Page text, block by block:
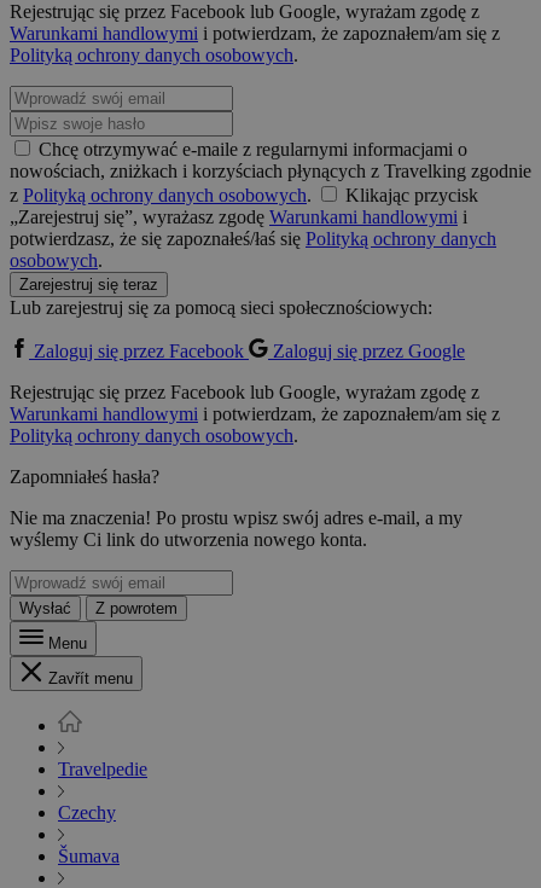
Rejestrując się przez Facebook lub Google, wyrażam zgodę z
Warunkami handlowymi i potwierdzam, że zapoznałem/am się z
Polityką ochrony danych osobowych.
Chcę otrzymywać e-maile z regularnymi informacjami o
nowościach, zniżkach i korzyściach płynących z Travelking zgodnie
z Polityką ochrony danych osobowych.
Klikając przycisk
„Zarejestruj się”, wyrażasz zgodę Warunkami handlowymi i
potwierdzasz, że się zapoznałeś/łaś się Polityką ochrony danych
osobowych.
Zarejestruj się teraz
Lub zarejestruj się za pomocą sieci społecznościowych:
Zaloguj się przez Facebook
Zaloguj się przez Google
Rejestrując się przez Facebook lub Google, wyrażam zgodę z
Warunkami handlowymi i potwierdzam, że zapoznałem/am się z
Polityką ochrony danych osobowych.
Zapomniałeś hasła?
Nie ma znaczenia! Po prostu wpisz swój adres e-mail, a my
wyślemy Ci link do utworzenia nowego konta.
Wysłać
Z powrotem
Menu
Zavřít menu
Travelpedie
Czechy
Šumava